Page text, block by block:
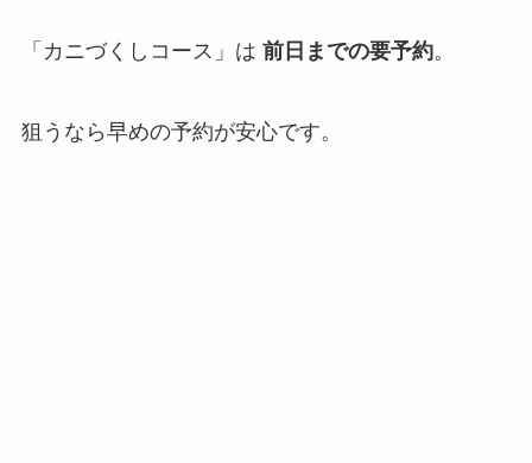
「カニづくしコース」は 前日までの要予約。
狙うなら早めの予約が安心です。